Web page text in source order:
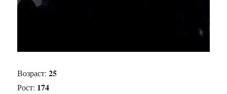
Возраст:25
Рост: 174